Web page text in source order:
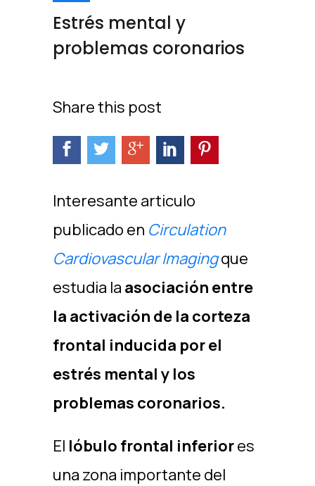
Estrés mental y
problemas coronarios
Share this post
Interesante articulo
publicado en Circulation
Cardiovascular Imagingque
estudia la asociación entre
la activación de la corteza
frontal inducida por el
estrés mental y los
problemas coronarios.
El lóbulo frontal inferiores
una zona importante del